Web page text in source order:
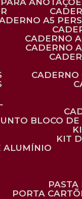
PARA
A5
CADERNO
CADERNO
BLOCO
KIT
ALUMÍNIO
PORTA